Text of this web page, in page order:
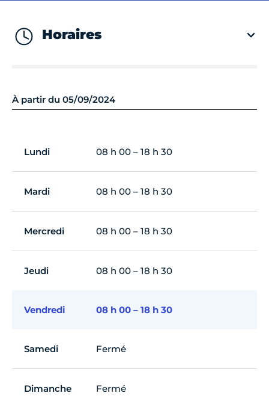
Horaires
À partir du 05/09/2024
Lundi 08 h 00 – 18 h 30
Mardi 08 h 00 – 18 h 30
Mercredi 08 h 00 – 18 h 30
Jeudi 08 h 00 – 18 h 30
Vendredi 08 h 00 – 18 h 30
Samedi Fermé
Dimanche Fermé